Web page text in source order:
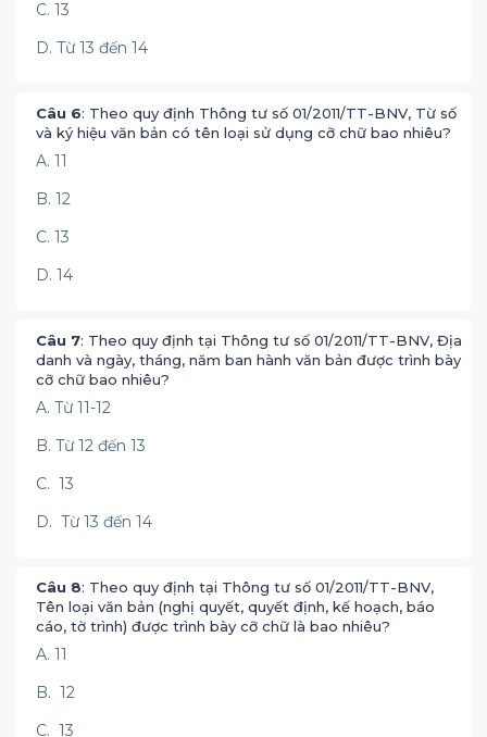
C. 13
D. Từ 13 đến 14
Câu 6: Theo quy định Thông tư số 01/2011/TT-BNV, Từ số
và ký hiệu văn bản có tên loại sử dụng cỡ chữ bao nhiêu?
A. 11
B. 12
C. 13
D. 14
Câu 7: Theo quy định tại Thông tư số 01/2011/TT-BNV, Địa
danh và ngày, tháng, năm ban hành văn bản được trình bày
cỡ chữ bao nhiêu?
A. Từ 11-12
B. Từ 12 đến 13
C. 13
D. Từ 13 đến 14
Câu 8: Theo quy định tại Thông tư số 01/2011/TT-BNV,
Tên loại văn bản (nghị quyết, quyết định, kế hoạch, báo
cáo, tờ trình) được trình bày cỡ chữ là bao nhiêu?
A. 11
B. 12
C. 13